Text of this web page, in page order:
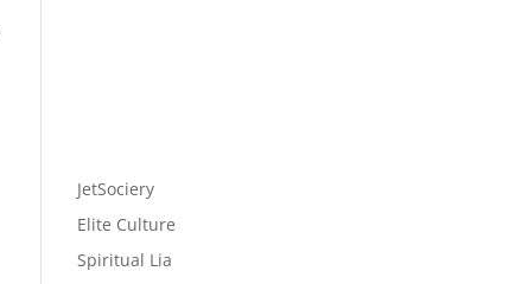
JetSociery
Elite Culture
Spiritual Lia